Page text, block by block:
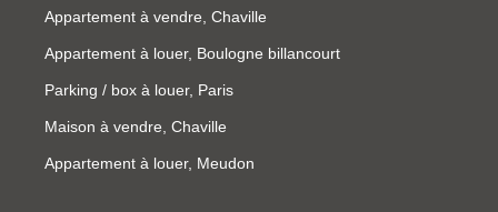
Appartement à vendre, Chaville
Appartement à louer, Boulogne billancourt
Parking / box à louer, Paris
Maison à vendre, Chaville
Appartement à louer, Meudon